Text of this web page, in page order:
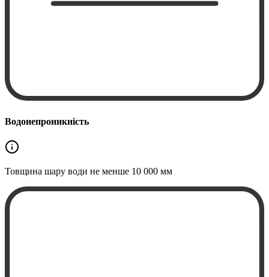
Водонепроникність
Товщина шару води не менше 10 000 мм